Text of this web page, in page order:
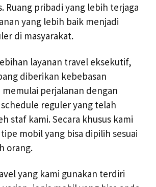
Ruang pribadi yang lebih terjaga
yang lebih baik menjadi
di masyarakat.
layanan travel eksekutif,
diberikan kebebasan
perjalanan dengan
reguler yang telah
staf kami. Secara khusus kami
mobil yang bisa dipilih sesuai
orang.
yang kami gunakan terdiri